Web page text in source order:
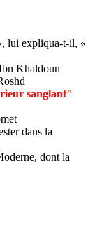
lui expliqua-t-il, «
Khaldoun
rieur sanglant"
dans la
dont la